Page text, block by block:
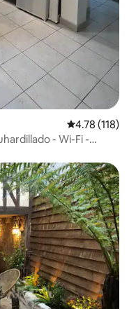
Calificación
4.78 (118)
- Wi-Fi -